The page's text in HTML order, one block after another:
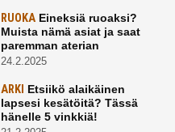
RUOKAEineksiä ruoaksi?
Muista nämä asiat ja saat
paremman aterian
24.2.2025
ARKI Etsiikö alaikäinen
lapsesi kesätöitä? Tässä
hänelle 5 vinkkiä!